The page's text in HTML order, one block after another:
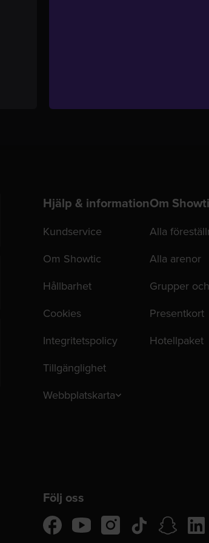
Hjälp & information
Kundservice
Om Showtic
Hållbarhet
Cookies
Integritetspolicy
Tillgänglighet
Webbplatskarta
Om
Alla
Alla arenor
Grupper
Presentkort
Hotellpaket
Följ oss
facebookyoutubeinstagram
tiktok snapchat